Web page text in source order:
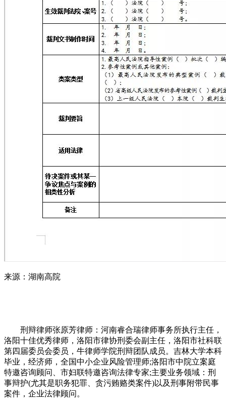
来源：湖南高院
刑辩律师张原芳律师：河南睿合瑞律师事务所执行主任，
洛阳十佳优秀律师，洛阳市律协刑委会副主任，洛阳市社科联
第四届委员会委员，牛律师学院刑辩团队成员。吉林大学本科
毕业，经济师，全国中小企业风险管理师;洛阳市中院立案庭
特邀咨询顾问、市妇联特邀咨询法律专家;主要业务领域：刑
事辩护(尤其是职务犯罪、贪污贿赂类案件)以及刑事附带民事
案件，企业法律顾问。